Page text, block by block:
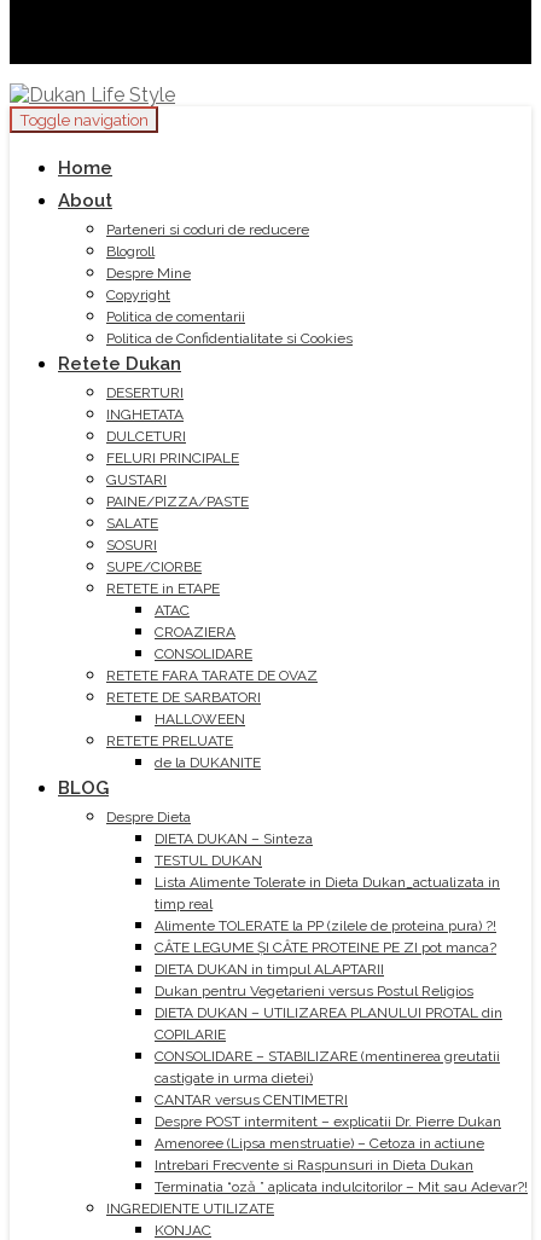
Toggle navigation
Home
About
Parteneri si coduri de reducere
Blogroll
Despre Mine
Copyright
Politica de comentarii
Politica de Confidentialitate si Cookies
Retete Dukan
DESERTURI
INGHETATA
DULCETURI
FELURI PRINCIPALE
GUSTARI
PAINE/PIZZA/PASTE
SALATE
SOSURI
SUPE/CIORBE
RETETE in ETAPE
ATAC
CROAZIERA
CONSOLIDARE
RETETE FARA TARATE DE OVAZ
RETETE DE SARBATORI
HALLOWEEN
RETETE PRELUATE
de la DUKANITE
BLOG
Despre Dieta
DIETA DUKAN – Sinteza
TESTUL DUKAN
Lista Alimente Tolerate in Dieta Dukan_actualizata in
timp real
Alimente TOLERATE la PP (zilele de proteina pura) ?!
CÂTE LEGUME ȘI CÂTE PROTEINE PE ZI pot manca?
DIETA DUKAN in timpul ALAPTARII
Dukan pentru Vegetarieni versus Postul Religios
DIETA DUKAN – UTILIZAREA PLANULUI PROTAL din
COPILARIE
CONSOLIDARE – STABILIZARE (mentinerea greutatii
castigate in urma dietei)
CANTAR versus CENTIMETRI
Despre POST intermitent – explicatii Dr. Pierre Dukan
Amenoree (Lipsa menstruatie) – Cetoza in actiune
Intrebari Frecvente si Raspunsuri in Dieta Dukan
Terminatia “oză ” aplicata indulcitorilor – Mit sau Adevar?!
INGREDIENTE UTILIZATE
KONJAC